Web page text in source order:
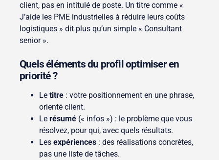
client, pas en intitulé de poste. Un titre comme «
J’aide les PME industrielles à réduire leurs coûts
logistiques » dit plus qu’un simple « Consultant
senior ».
Quels éléments du profil optimiser en
priorité ?
Le titre : votre positionnement en une phrase,
orienté client.
Le résumé (« infos ») : le problème que vous
résolvez, pour qui, avec quels résultats.
Les expériences : des réalisations concrètes,
pas une liste de tâches.